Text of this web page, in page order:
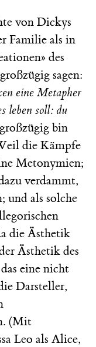
von Dickys
Familie als in
des
sagen:
eine Metapher
leben soll: du
bin
die Kämpfe
Metonymien;
verdammt,
und als solche
die Ästhetik
Ästhetik des
eine nicht
Darsteller,
(Mit
Leo als Alice,